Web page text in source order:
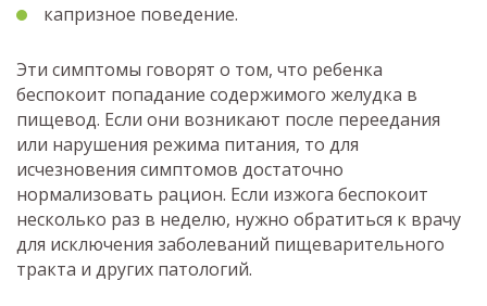
капризное поведение.
Эти симптомы говорят о том, что ребенка
беспокоит попадание содержимого желудка в
пищевод. Если они возникают после переедания
или нарушения режима питания, то для
исчезновения симптомов достаточно
нормализовать рацион. Если изжога беспокоит
несколько раз в неделю, нужно обратиться к врачу
для исключения заболеваний пищеварительного
тракта и других патологий.